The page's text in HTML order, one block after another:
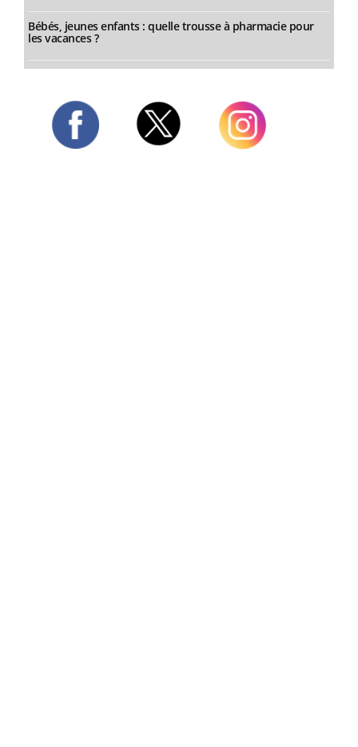
Bébés, jeunes enfants : quelle trousse à pharmacie pour
les vacances ?